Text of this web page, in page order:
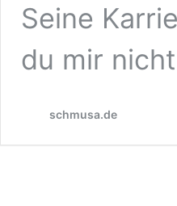
Seine
du mir
schmusa.de